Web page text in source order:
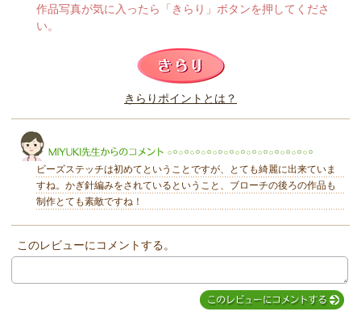
このレビューは参考になりましたか？
作品写真が気に入ったら「きらり」ボタンを押してくださ
い。
きらり
きらりポイントとは？
MIYUKI先生からのコメント
ビーズステッチは初めてということですが、とても綺麗に出来ていま
すね。かぎ針編みをされているということ、ブローチの後ろの作品も
制作とても素敵ですね！
このレビューにコメントする。